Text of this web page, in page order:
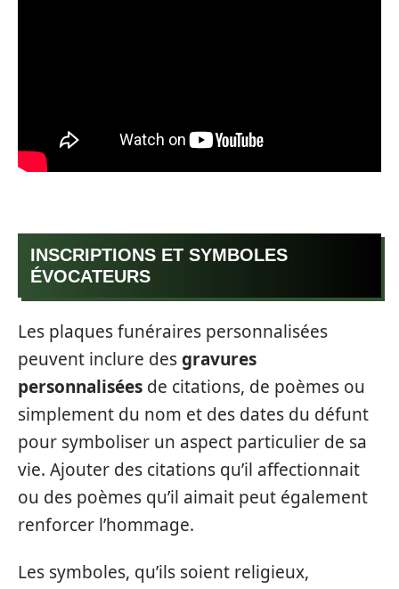
INSCRIPTIONS ET SYMBOLES
ÉVOCATEURS
Les plaques funéraires personnalisées
peuvent inclure desgravures
personnalisées de citations, de poèmes ou
simplement du nom et des dates du défunt
pour symboliser un aspect particulier de sa
vie. Ajouter des citations qu’il affectionnait
ou des poèmes qu’il aimait peut également
renforcer l’hommage.
Les symboles, qu’ils soient religieux,